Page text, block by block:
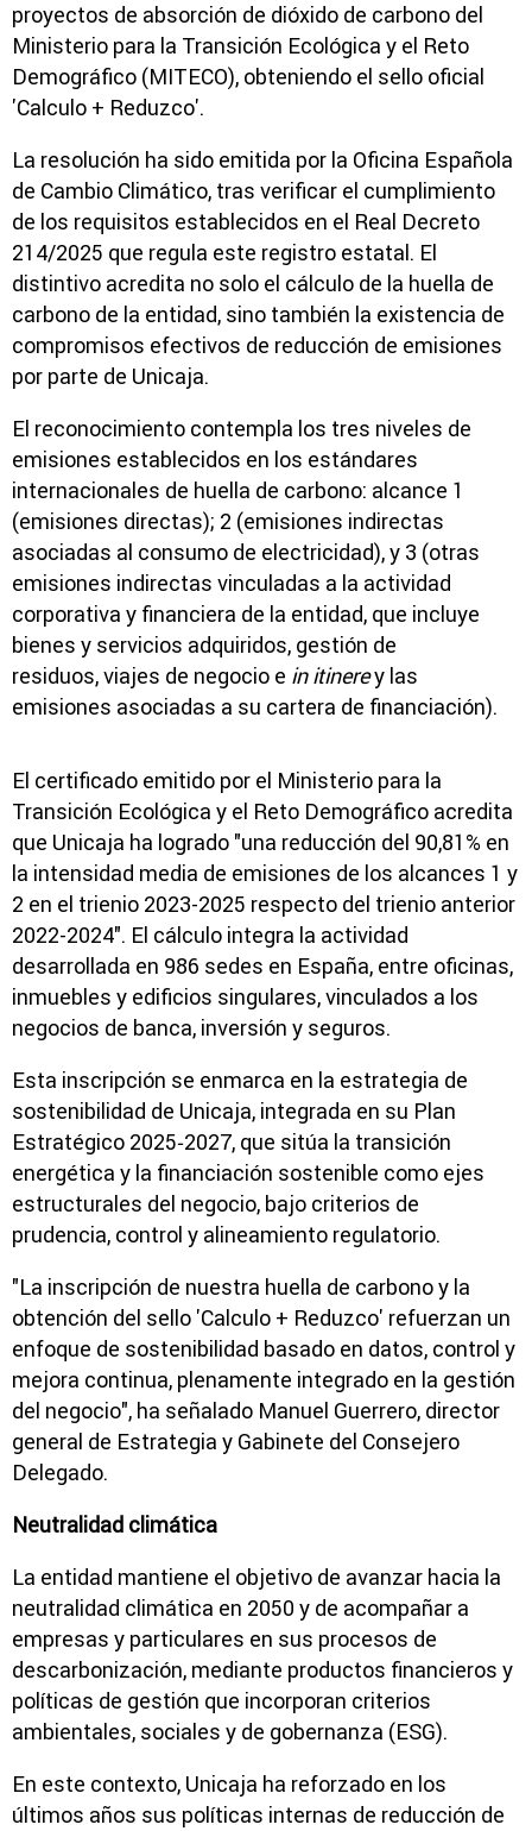
proyectos de absorción de dióxido de carbono del
Ministerio para la Transición Ecológica y el Reto
Demográfico (MITECO), obteniendo el sello oficial
'Calculo + Reduzco'.
La resolución ha sido emitida por la Oficina Española
de Cambio Climático, tras verificar el cumplimiento
de los requisitos establecidos en el Real Decreto
214/2025 que regula este registro estatal. El
distintivo acredita no solo el cálculo de la huella de
carbono de la entidad, sino también la existencia de
compromisos efectivos de reducción de emisiones
por parte de Unicaja.
El reconocimiento contempla los tres niveles de
emisiones establecidos en los estándares
internacionales de huella de carbono: alcance 1
(emisiones directas); 2 (emisiones indirectas
asociadas al consumo de electricidad), y 3 (otras
emisiones indirectas vinculadas a la actividad
corporativa y financiera de la entidad, que incluye
bienes y servicios adquiridos, gestión de
residuos, viajes de negocio e in itinerey las
emisiones asociadas a su cartera de financiación).
El certificado emitido por el Ministerio para la
Transición Ecológica y el Reto Demográfico acredita
que Unicaja ha logrado "una reducción del 90,81% en
la intensidad media de emisiones de los alcances 1 y
2 en el trienio 2023-2025 respecto del trienio anterior
2022-2024". El cálculo integra la actividad
desarrollada en 986 sedes en España, entre oficinas,
inmuebles y edificios singulares, vinculados a los
negocios de banca, inversión y seguros.
Esta inscripción se enmarca en la estrategia de
sostenibilidad de Unicaja, integrada en su Plan
Estratégico 2025‑2027, que sitúa la transición
energética y la financiación sostenible como ejes
estructurales del negocio, bajo criterios de
prudencia, control y alineamiento regulatorio.
"La inscripción de nuestra huella de carbono y la
obtención del sello 'Calculo + Reduzco' refuerzan un
enfoque de sostenibilidad basado en datos, control y
mejora continua, plenamente integrado en la gestión
del negocio", ha señalado Manuel Guerrero, director
general de Estrategia y Gabinete del Consejero
Delegado.
Neutralidad climática
La entidad mantiene el objetivo de avanzar hacia la
neutralidad climática en 2050 y de acompañar a
empresas y particulares en sus procesos de
descarbonización, mediante productos financieros y
políticas de gestión que incorporan criterios
ambientales, sociales y de gobernanza (ESG).
En este contexto, Unicaja ha reforzado en los
últimos años sus políticas internas de reducción de